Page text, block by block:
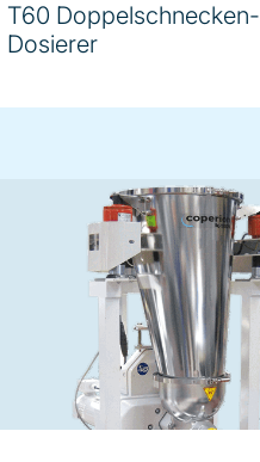
T60 Doppelschnecken-
Dosierer